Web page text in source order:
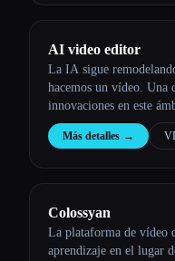
AI video editor
La IA sigue
hacemos un vídeo. Una
innovaciones en este
editor de vídeo de IA en
el poder de la IA para
Más detalles →
Colossyan
La plataforma de vídeo
aprendizaje en el lugar